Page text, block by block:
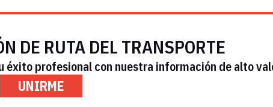
DE RUTA DEL TRANSPORTE
profesional con nuestra información de alto
UNIRME